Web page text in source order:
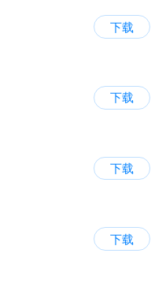
下载
下载
下载
下载